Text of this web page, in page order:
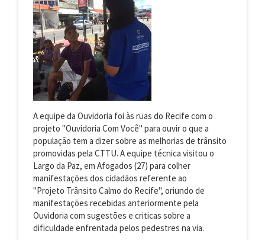
A equipe da Ouvidoria foi às ruas do Recife com o
projeto "Ouvidoria Com Você" para ouvir o que a
população tem a dizer sobre as melhorias de trânsito
promovidas pela CTTU. A equipe técnica visitou o
Largo da Paz, em Afogados (27) para colher
manifestações dos cidadãos referente ao
"Projeto Trânsito Calmo do Recife", oriundo de
manifestações recebidas anteriormente pela
Ouvidoria com sugestões e criticas sobre a
dificuldade enfrentada pelos pedestres na via.